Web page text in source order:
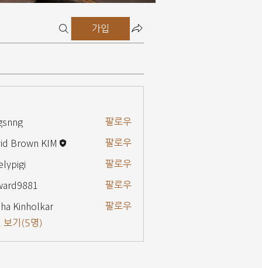
가입
팔로우
Brown KIM 팔로우
팔로우
팔로우
Kinholkar
팔로우
보기(5명)